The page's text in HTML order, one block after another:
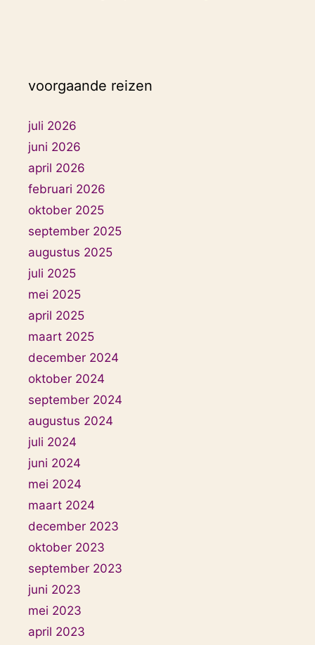
voorgaande reizen
juli 2026
juni 2026
april 2026
februari 2026
oktober 2025
september 2025
augustus 2025
juli 2025
mei 2025
april 2025
maart 2025
december 2024
oktober 2024
september 2024
augustus 2024
juli 2024
juni 2024
mei 2024
maart 2024
december 2023
oktober 2023
september 2023
juni 2023
mei 2023
april 2023